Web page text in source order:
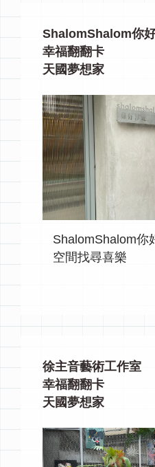
ShalomShalom你
幸福翻翻卡
天國夢想家
ShalomShalom你
空間找尋喜樂
徐主音藝術工作室
幸福翻翻卡
天國夢想家